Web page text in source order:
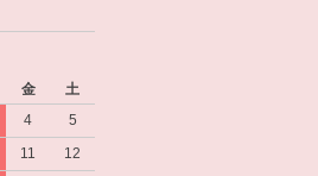
金
土
4
5
11
12